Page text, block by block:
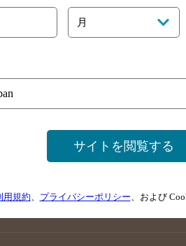
ー検索
ー検索
大阪府のバー検索 京都府
岡山県のバー検索 山口
月
サイトを閲覧する
用規約 プライバシーポリシー 、および